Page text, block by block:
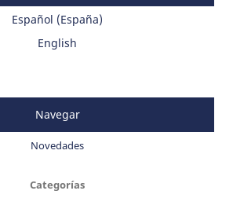
Español (España)
English
Navegar
Novedades
Categorías